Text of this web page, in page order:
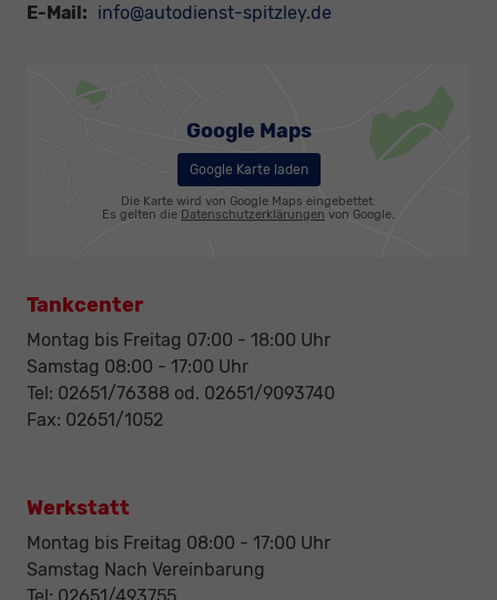
E-Mail: info@autodienst-spitzley.de
Google Maps
Google Karte laden
Die Karte wird von Google Maps eingebettet.
Es gelten die Datenschutzerklärungen von Google.
Tankcenter
Montag bis Freitag 07:00 - 18:00 Uhr
Samstag 08:00 - 17:00 Uhr
Tel: 02651/76388 od. 02651/9093740
Fax: 02651/1052
Werkstatt
Montag bis Freitag 08:00 - 17:00 Uhr
Samstag Nach Vereinbarung